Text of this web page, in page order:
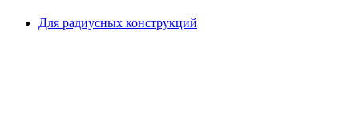
Для радиусных конструкций